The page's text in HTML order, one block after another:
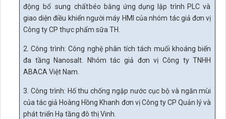
động
bổ sung chấtbéo bằng ứng dụng lập trình PLC và
giao diện điều khiển người máy HMI củanhóm tác giả đơn vị
Công ty CP thực phẩm sữa TH.
2. Công trình: Công nghệ phân tích tách muối khoáng biển
đa tầng Nanosalt. Nhóm tác giả đơn vị Công ty TNHH
ABACA Việt Nam.
3. Công trình: Hố thu chống ngập nước cục bộ và ngăn mùi
của tác giả Hoàng Hồng Khanh đơn vị Công ty CP Quản lý và
phát triển Hạ tầng đô thị Vinh.